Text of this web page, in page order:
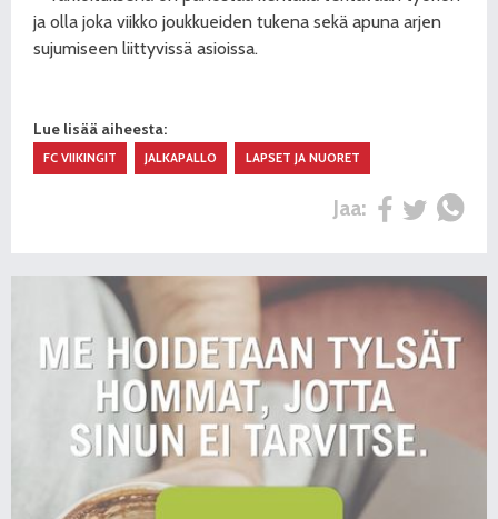
ja olla joka viikko joukkueiden tukena sekä apuna arjen
sujumiseen liittyvissä asioissa.
Lue lisää aiheesta:
FC VIIKINGIT JALKAPALLO LAPSET JA NUORET
Jaa: